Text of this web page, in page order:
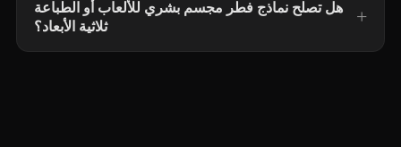
هل تصلح نماذج فطر مجسم بشري للألعاب أو الطباعة
ثلاثية الأبعاد؟